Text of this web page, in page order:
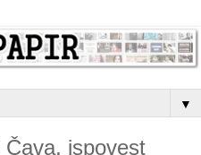
▼
ispovest